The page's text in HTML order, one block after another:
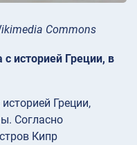
Commons
историей Греции, в
Греции,
Согласно
Кипр